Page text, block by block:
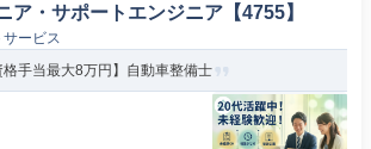
ア・サポートエンジニア【4755】
ービス
格手当最大8万円】自動車整備士